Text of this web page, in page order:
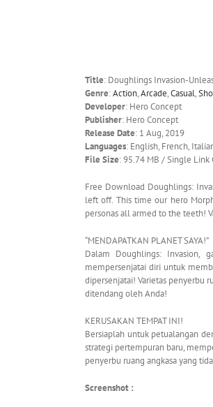
Title: Doughlings Invasion-
Genre:Action,Arcade,Casual,
Developer: Hero Concept
Publisher: Hero Concept
Release Date: 1 Aug, 2019
Languages: English, French,
File Size: 95.74 MB / Single Link
Free Download Doughlings:
left off. This time our hero
personas all armed to the teeth!
“MENDAPATKAN PLANET SAYA!”
Dalam Doughlings: Invasion,
mempersenjatai diri untuk
dipersenjatai! Varietas penyerbu
ditendang oleh Anda!
KERUSAKAN TEMPAT INI!
Bersiaplah untuk petualangan
strategi pertempuran baru,
penyerbu ruang angkasa yang
Screenshot :